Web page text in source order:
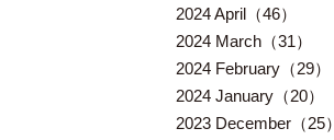
2024 April（46）
2024 March（31）
2024 February（29）
2024 January（20）
2023 December（25）